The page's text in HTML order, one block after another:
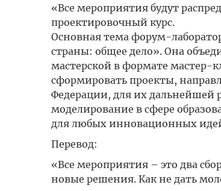
«Все мероприятия будут
проектировочный курс.
Основная тема форум-
страны: общее дело». Она
мастерской в формате мастер-
сформировать проекты,
Федерации, для их дальнейшей
моделирование в сфере
для любых инновационных
Перевод:
«Все мероприятия – это два
новые решения. Как не дать